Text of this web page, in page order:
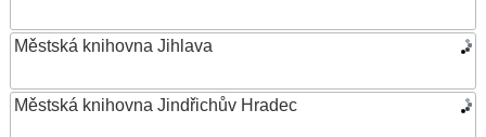
Městská knihovna Jihlava
Městská knihovna Jindřichův Hradec